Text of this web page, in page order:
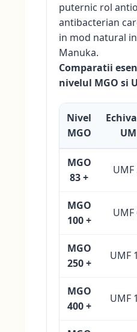
puternic rol
antibacterian
in mod natural
Manuka.
Comparatii
nivelul MGO si
Nivel
MGO
MGO
83 +
UMF
MGO
100 +
UMF
MGO
250 +
UMF
MGO
400 +
UMF